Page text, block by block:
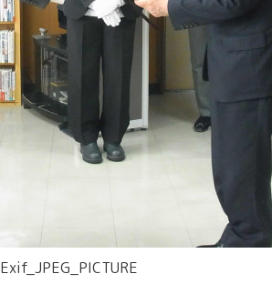
Exif_JPEG_PICTURE